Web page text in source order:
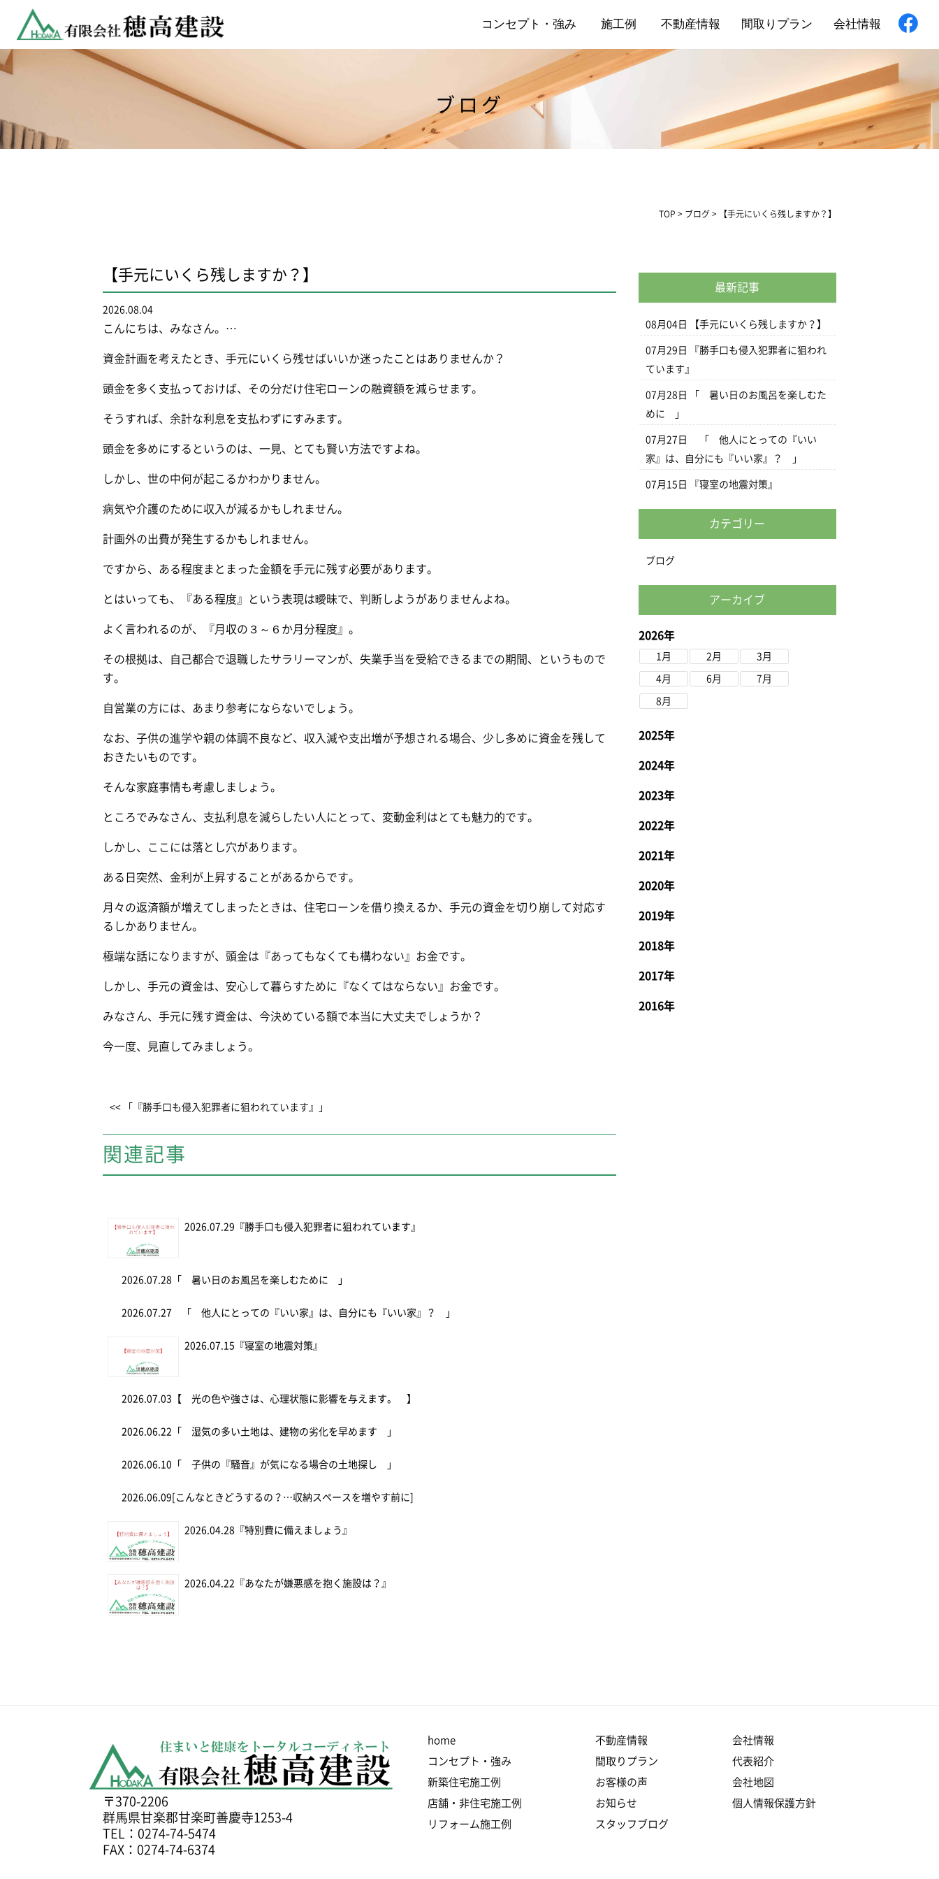
コンセプト・強み 施工例
新築住宅
不動産情報 間取りプラン 会社情報
ブログ
TOP > ブログ > 【手元にいくら残しますか？】
【手元にいくら残しますか？】
2026.08.04
こんにちは、みなさん。 …
資金計画を考えたとき、手元にいくら残せばいいか迷ったことはありませんか？
頭金を多く支払っておけば、その分だけ住宅ローンの融資額を減らせます。
そうすれば、余計な利息を支払わずにすみます。
頭金を多めにするというのは、一見、とても賢い方法ですよね。
しかし、世の中何が起こるかわかりません。
病気や介護のために収入が減るかもしれません。
計画外の出費が発生するかもしれません。
ですから、ある程度まとまった金額を手元に残す必要があります。
とはいっても、『ある程度』という表現は曖昧で、判断しようがありませんよね。
よく言われるのが、『月収の３～６か月分程度』。
その根拠は、自己都合で退職したサラリーマンが、失業手当を受給できるまでの期間、というもので
す。
自営業の方には、あまり参考にならないでしょう。
なお、子供の進学や親の体調不良など、収入減や支出増が予想される場合、少し多めに資金を残して
おきたいものです。
そんな家庭事情も考慮しましょう。
ところでみなさん、支払利息を減らしたい人にとって、変動金利はとても魅力的です。
しかし、ここには落とし穴があります。
ある日突然、金利が上昇することがあるからです。
月々の返済額が増えてしまったときは、住宅ローンを借り換えるか、手元の資金を切り崩して対応す
るしかありません。
極端な話になりますが、頭金は『あってもなくても構わない』お金です。
しかし、手元の資金は、安心して暮らすために『なくてはならない』お金です。
みなさん、手元に残す資金は、今決めている額で本当に大丈夫でしょうか？
今一度、見直してみましょう。
<< 「『勝手口も侵入犯罪者に狙われています』」
関連記事
2026.07.29 『勝手口も侵入犯罪者に狙われています』
2026.07.28 「 暑い日のお風呂を楽しむために 」
2026.07.27 「 他人にとっての『いい家』は、自分にも『いい家』？ 」
2026.07.15 『寝室の地震対策』
2026.07.03 【 光の色や強さは、心理状態に影響を与えます。 】
2026.06.22 「 湿気の多い土地は、建物の劣化を早めます 」
2026.06.10 「 子供の『騒音』が気になる場合の土地探し 」
2026.06.09 [こんなときどうするの？…収納スペースを増やす前に]
2026.04.28 『特別費に備えましょう』
2026.04.22 『あなたが嫌悪感を抱く施設は？』
最新記事
08月04日 【手元にいくら残しますか？】
07月29日
『勝手口も侵入犯罪者に狙われ
ています』
07月28日
「 暑い日のお風呂を楽しむた
めに 」
07月27日
「 他人にとっての『いい
家』は、自分にも『いい家』？ 」
07月15日 『寝室の地震対策』
カテゴリー
ブログ
アーカイブ
2026年
1月 2月 3月
4月 6月 7月
8月
2025年
2024年
2023年
2022年
2021年
2020年
2019年
2018年
2017年
2016年
home
コンセプト・強み
新築住宅施工例
店舗・非住宅施工例
リフォーム施工例
不動産情報
間取りプラン
お客様の声
お知らせ
スタッフブログ
会社情報
代表紹介
会社地図
個人情報保護方針
〒370-2206
群馬県甘楽郡甘楽町善慶寺1253-4
TEL：0274-74-5474
FAX：0274-74-6374